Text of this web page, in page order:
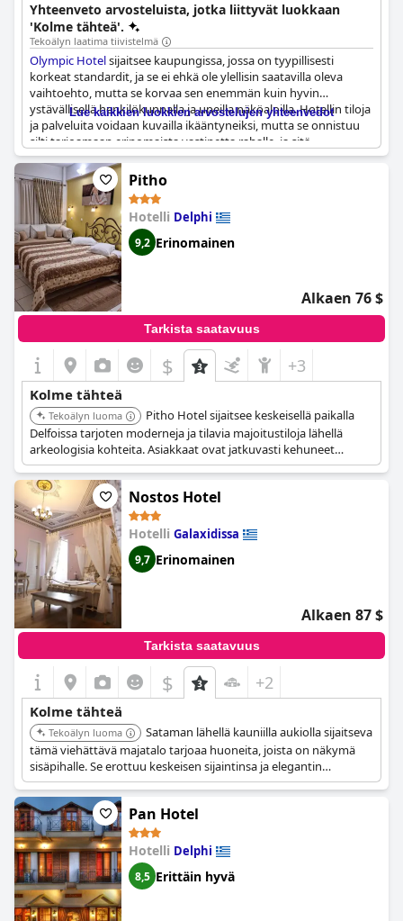
Yhteenveto arvosteluista, jotka liittyvät luokkaan
'Kolme tähteä'.
Tekoälyn laatima tiivistelmä
Olympic Hotelsijaitsee kaupungissa, jossa on tyypillisesti
korkeat standardit, ja se ei ehkä ole ylellisin saatavilla oleva
vaihtoehto, mutta se korvaa sen enemmän kuin hyvin
ystävällisellä henkilökunnalla ja upeilla näköaloilla. Hotellin tiloja
ja palveluita voidaan kuvailla ikääntyneiksi, mutta se onnistuu
silti tarjoamaan erinomaista vastinetta rahalle, ja sitä
suositellaan lämpimästi budjettitietoisille matkailijoille.
Huolimatta joistakin äänieristysongelmista huoneet ovat siistejä
ja viihtyisiä. Kaiken kaikkiaan
valinta tiukalla budjetilla oleville, jotka etsivät upeaa majoitusta.
Lue kaikkien luokkien arvostelujen yhteenvedot
Pitho
Hotelli Delphi
9,2 Erinomainen
Alkaen 76 $
Tarkista saatavuus
$ +3
Kolme tähteä
Tekoälyn luoma
Pitho Hotel sijaitsee keskeisellä paikalla
Delfoissa tarjoten moderneja ja tilavia majoitustiloja lähellä
arkeologisia kohteita. Asiakkaat ovat jatkuvasti kehuneet
henkilökunnan avuliaisuutta ja aamiaisen laatua.
Nostos Hotel
Hotelli Galaxidissa
9,7 Erinomainen
Alkaen 87 $
Tarkista saatavuus
$ +2
Kolme tähteä
Tekoälyn luoma
Sataman lähellä kauniilla aukiolla sijaitseva
tämä viehättävä majatalo tarjoaa huoneita, joista on näkymä
sisäpihalle. Se erottuu keskeisen sijaintinsa ja elegantin
ilmapiirinsä ansiosta.
Pan Hotel
Hotelli Delphi
8,5 Erittäin hyvä